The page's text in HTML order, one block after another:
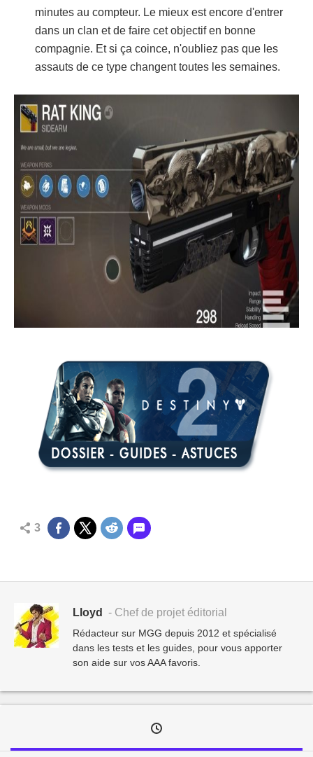
minutes au compteur. Le mieux est encore d'entrer
dans un clan et de faire cet objectif en bonne
compagnie. Et si ça coince, n'oubliez pas que les
assauts de ce type changent toutes les semaines.
3
Lloyd - Chef de projet éditorial
Rédacteur sur MGG depuis 2012 et spécialisé
dans les tests et les guides, pour vous apporter
son aide sur vos AAA favoris.